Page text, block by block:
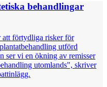
behandlingar
att förtydliga risker för
utförd
ser vi en ökning av remisser
utomlands", skriver